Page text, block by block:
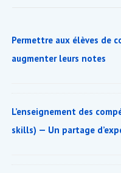
Permettre aux élèves de
augmenter leurs notes
L’enseignement des
skills) — Un partage